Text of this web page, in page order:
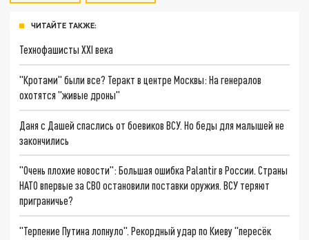
ЧИТАЙТЕ ТАКЖЕ:
Технофашисты XXI века
"Кротами" были все? Теракт в центре Москвы: На генералов
охотятся "живые дроны"
Даня с Дашей спаслись от боевиков ВСУ. Но беды для малышей не
закончились
"Очень плохие новости": Большая ошибка Palantir в России. Страны
НАТО впервые за СВО остановили поставки оружия. ВСУ теряют
приграничье?
"Терпение Путина лопнуло". Рекордный удар по Киеву "пересёк